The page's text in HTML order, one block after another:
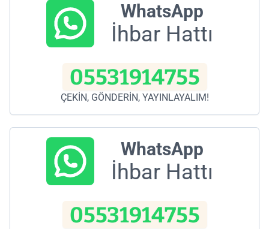
WhatsApp
İhbar Hattı
05531914755
ÇEKİN, GÖNDERİN, YAYINLAYALIM!
WhatsApp
İhbar Hattı
05531914755